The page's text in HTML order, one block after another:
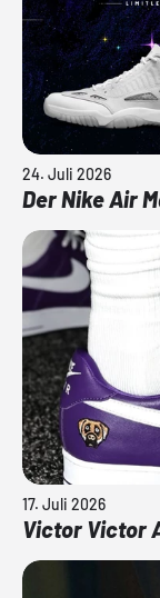
24. Juli 2026
Der Nike Air
17. Juli 2026
Victor Victor